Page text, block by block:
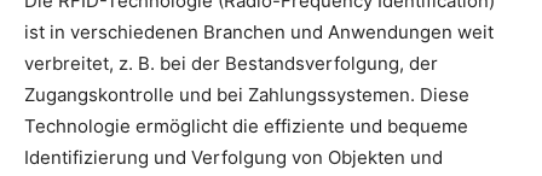
ist in verschiedenen Branchen und Anwendungen weit
verbreitet, z. B. bei der Bestandsverfolgung, der
Zugangskontrolle und bei Zahlungssystemen. Diese
Technologie ermöglicht die effiziente und bequeme
Identifizierung und Verfolgung von Objekten und